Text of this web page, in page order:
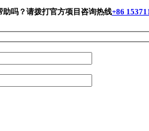
助吗？请拨打官方项目咨询热线+86